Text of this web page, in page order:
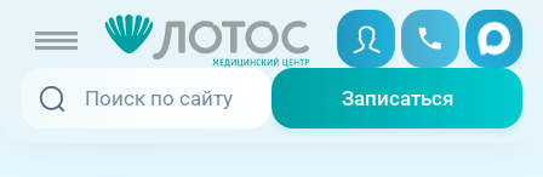
Записаться
Записаться
Записаться онлайн